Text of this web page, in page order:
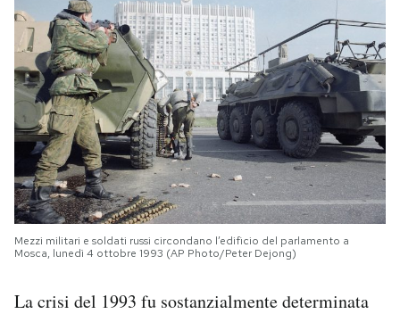
Mezzi militari e soldati russi circondano l’edificio del parlamento a
Mosca, lunedì 4 ottobre 1993 (AP Photo/Peter Dejong)
La crisi del 1993 fu sostanzialmente determinata